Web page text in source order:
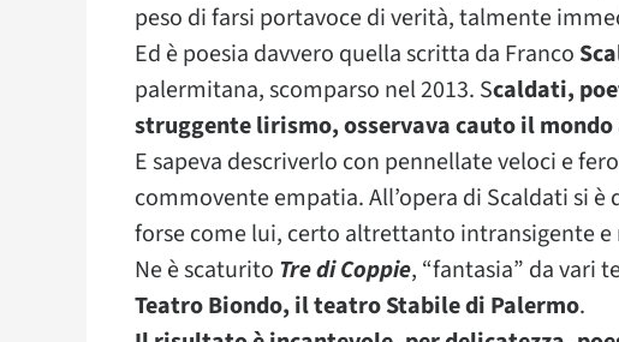
peso di farsi portavoce di verità, talmente
Ed è poesia davvero quella scritta da Franco
palermitana, scomparso nel 2013. Scaldati,
struggente lirismo, osservava cauto il
E sapeva descriverlo con pennellate veloci e
commovente empatia. All’opera di Scaldati si
forse come lui, certo altrettanto intransigente e
Ne è scaturito Tre di Coppie, “fantasia” da vari
Teatro Biondo, il teatro Stabile di Palermo.